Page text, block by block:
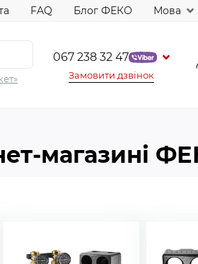
FAQ Блог ФЕКО Мова
067 238 32 47
Замовити дзвінок
магазині